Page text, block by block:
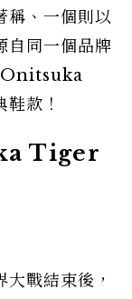
稱、一個則以
自同一個品牌
Onitsuka
款！
Tiger
戰結束後，